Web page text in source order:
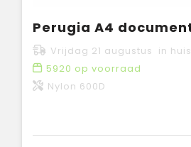
Vrijdag 21 augustus in huis
5920 op voorraad
Nylon 600D